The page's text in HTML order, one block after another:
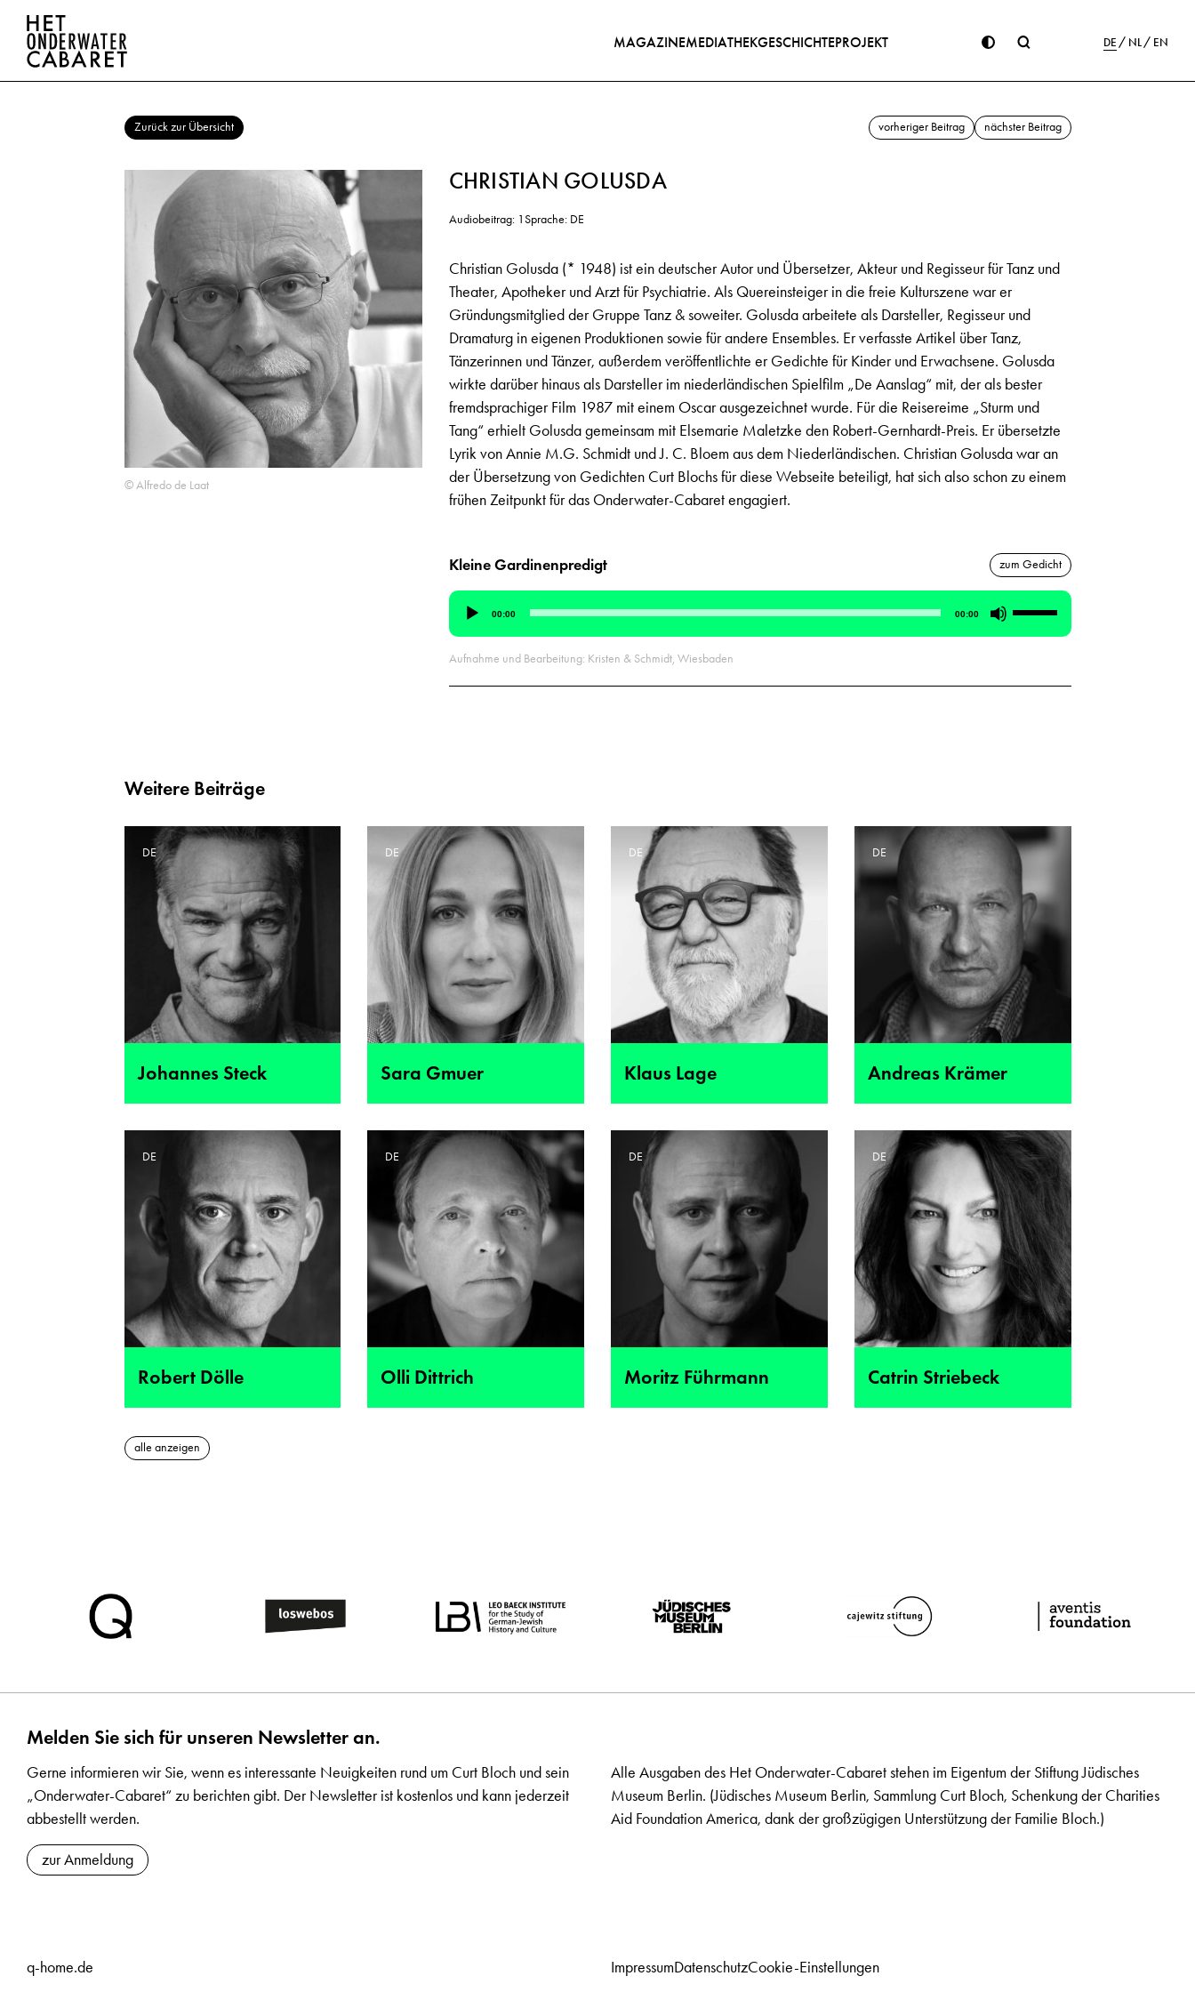
MAGAZINEMEDIATHEKGESCHICHTEPROJEKT DE NL EN
Zurück zur Übersicht vorheriger Beitrag nächster Beitrag
© Alfredo de Laat
CHRISTIAN GOLUSDA
Audiobeitrag: 1Sprache: DE
Christian Golusda (* 1948) ist ein deutscher Autor und Übersetzer, Akteur und Regisseur für Tanz und
Theater, Apotheker und Arzt für Psychiatrie. Als Quereinsteiger in die freie Kulturszene war er
Gründungsmitglied der Gruppe Tanz & soweiter. Golusda arbeitete als Darsteller, Regisseur und
Dramaturg in eigenen Produktionen sowie für andere Ensembles. Er verfasste Artikel über Tanz,
Tänzerinnen und Tänzer, außerdem veröffentlichte er Gedichte für Kinder und Erwachsene. Golusda
wirkte darüber hinaus als Darsteller im niederländischen Spielfilm „De Aanslag“ mit, der als bester
fremdsprachiger Film 1987 mit einem Oscar ausgezeichnet wurde. Für die Reisereime „Sturm und
Tang“ erhielt Golusda gemeinsam mit Elsemarie Maletzke den Robert-Gernhardt-Preis. Er übersetzte
Lyrik von Annie M.G. Schmidt und J. C. Bloem aus dem Niederländischen. Christian Golusda war an
der Übersetzung von Gedichten Curt Blochs für diese Webseite beteiligt, hat sich also schon zu einem
frühen Zeitpunkt für das Onderwater-Cabaret engagiert.
Kleine Gardinenpredigt zum Gedicht
Audio-
Player
00:00 00:00
Pfeiltasten
Hoch/Runter
Aufnahme und Bearbeitung: Kristen & Schmidt, Wiesbaden
Weitere Beiträge
Johannes Steck
DE
Sara Gmuer
DE
Klaus Lage
DE
Andreas Krämer
DE
Robert Dölle
DE
Olli Dittrich
DE
Moritz Führmann
DE
Catrin Striebeck
DE
alle anzeigen
Melden Sie sich für unseren Newsletter an.
Gerne informieren wir Sie, wenn es interessante Neuigkeiten rund um Curt Bloch und sein
„Onderwater-Cabaret“ zu berichten gibt. Der Newsletter ist kostenlos und kann jederzeit
abbestellt werden.
zur Anmeldung
Alle Ausgaben des Het Onderwater-Cabaret stehen im Eigentum der Stiftung Jüdisches
Museum Berlin. (Jüdisches Museum Berlin, Sammlung Curt Bloch, Schenkung der Charities
Aid Foundation America, dank der großzügigen Unterstützung der Familie Bloch.)
q-home.de ImpressumDatenschutzCookie-Einstellungen